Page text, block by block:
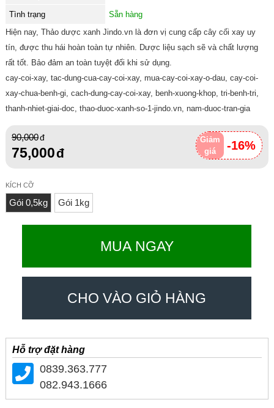
Tình trạng
Sẵn hàng
Hiện nay, Thảo dược xanh Jindo.vn là đơn vị cung cấp cây cối xay uy
tín, được thu hái hoàn toàn tự nhiên. Dược liệu sạch sẽ và chất lượng
rất tốt. Bảo đảm an toàn tuyệt đối khi sử dụng.
cay-coi-xay, tac-dung-cua-cay-coi-xay, mua-cay-coi-xay-o-dau, cay-coi-
xay-chua-benh-gi, cach-dung-cay-coi-xay, benh-xuong-khop, tri-benh-tri,
thanh-nhiet-giai-doc, thao-duoc-xanh-so-1-jindo.vn, nam-duoc-tran-gia
Giảm
giá
-16%
90,000
75,000
KÍCH CỠ
Gói 0,5kg Gói 1kg
MUA NGAY
CHO VÀO GIỎ HÀNG
Hỗ trợ đặt hàng
0839.363.777
082.943.1666